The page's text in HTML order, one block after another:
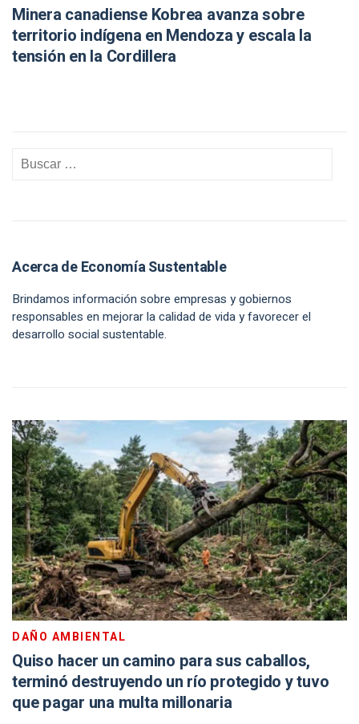
Minera canadiense Kobrea avanza sobre
territorio indígena en Mendoza y escala la
tensión en la Cordillera
Acerca de Economía Sustentable
Brindamos información sobre empresas y gobiernos
responsables en mejorar la calidad de vida y favorecer el
desarrollo social sustentable.
DAÑO AMBIENTAL
Quiso hacer un camino para sus caballos,
terminó destruyendo un río protegido y tuvo
que pagar una multa millonaria